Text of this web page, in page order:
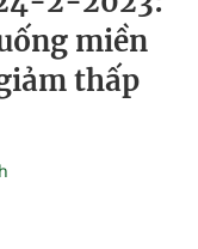
miền
thấp